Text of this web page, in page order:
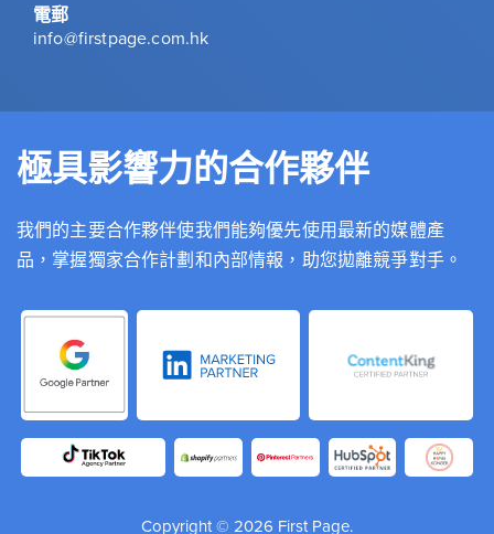
電郵
info@firstpage.com.hk
極具影響力的合作夥伴
我們的主要合作夥伴使我們能夠優先使用最新的媒體產
品，掌握獨家合作計劃和內部情報，助您拋離競爭對手。
Copyright © 2026 First Page.